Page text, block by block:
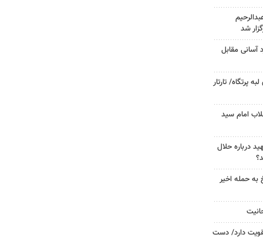
شد
آسانی مقابل
پرتگاه/ تارتار
امام سید
درباره حلال
به حمله اخیر
دارد/ دست